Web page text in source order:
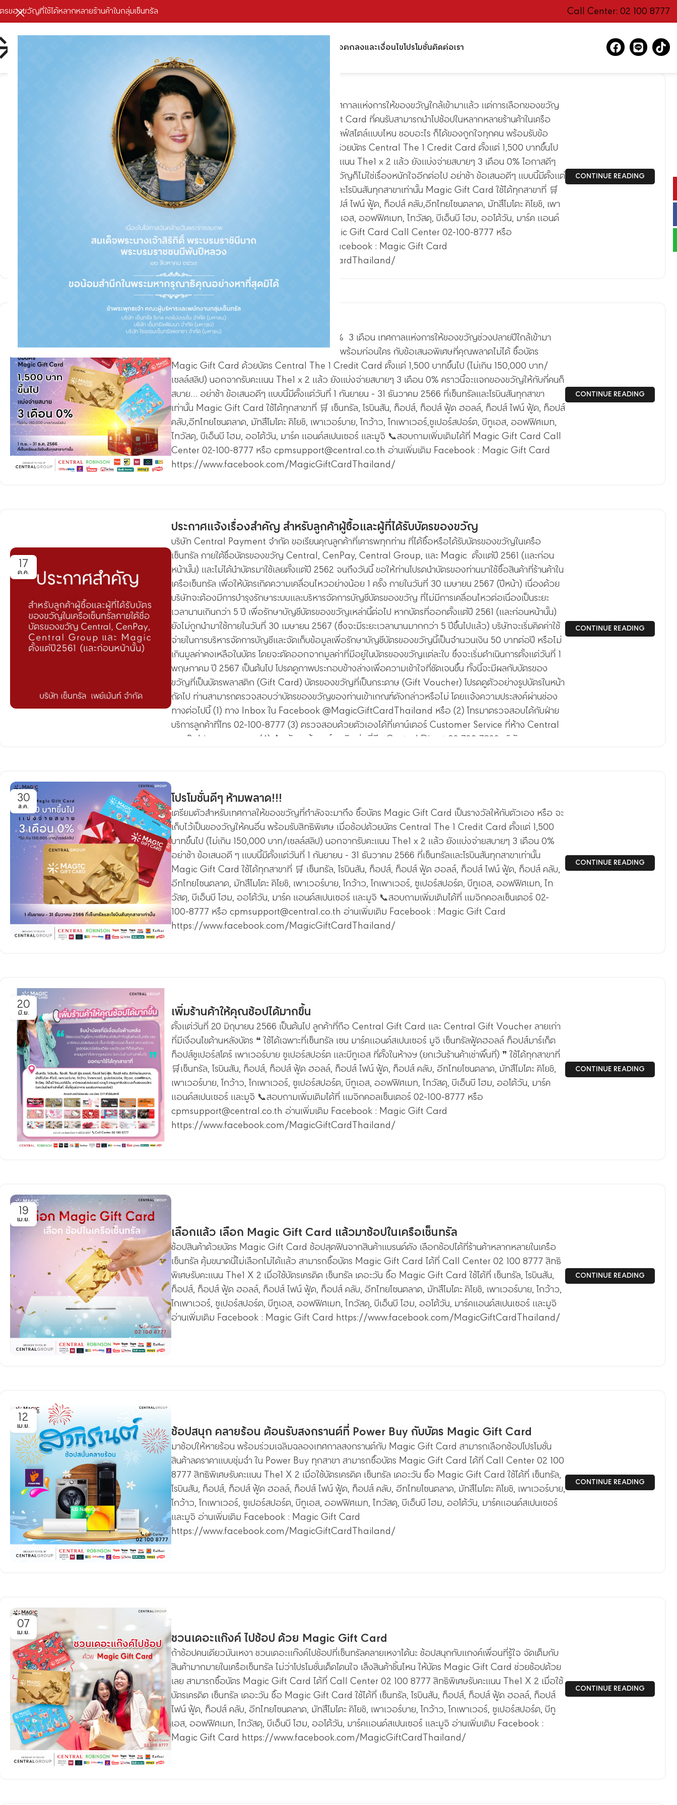
รของขวัญที่ใช้ได้หลากหลายร้านค้าในกลุ่มเซ็นทรัล Call Center: 02 100 8777
ข้อตกลงและเงื่อนไขโปรโมชั่นติดต่อเรา
ของขวัญปีใหม่ที่ดีที่สุด!!!
ของขวัญปีใหม่ที่ดีทีสุด…Magic Gift Card เทศกาลแห่งการให้ของขวัญใกล้เข้ามาแล้ว แต่การเลือกของขวัญ
ให้ถูกใจคนรับเป็นเรื่องยาก การมอบ Magic Gift Card ที่คนรับสามารถนำไปช้อปในหลากหลายร้านค้าในเครือ
เซ็นทรัลจึงเป็นคำตอบที่ดีที่สุด... ไม่ว่าคนรับจะมีไลฟ์สไตล์แบบไหน ชอบอะไร ก็ได้ของถูกใจทุกคน พร้อมรับข้อ
เสนอสุดพิเศษ เมื่อซื้อบัตร Magic Gift Card ด้วยบัตร Central The 1 Credit Card ตั้งแต่ 1,500 บาทขึ้นไป
(ไม่เกิน 150,000 บาท/เซลล์สลิป) นอกจากรับคะแนน The1 x 2 แล้ว ยังแบ่งจ่ายสบายๆ 3 เดือน 0% โอกาสดีๆ
แบบนี้ ไม่ได้มีบ่อยๆ ไม่ว่าจะมีกี่คนที่ต้องให้ของขวัญก็ไม่ใช่เรื่องหนักใจอีกต่อไป อย่าช้า ข้อเสนอดีๆ แบบนี้มีตั้งแต่
วันที่ 1 กันยายน - 31 ธันวาคม 2566 ที่เซ็นทรัลและโรบินสันทุกสาขาเท่านั้น Magic Gift Card ใช้ได้ทุกสาขาที่ 🛒
เซ็นทรัล, โรบินสัน, ท็อปส์, ท็อปส์ ฟู้ด ฮอลล์, ท็อปส์ ไฟน์ ฟู้ด, ท็อปส์ คลับ,อีทไทยโซนตลาด, มัทสึโมโตะ คิโยชิ, เพา
เวอร์บาย, โกว้าว, โกเพาเวอร์,ซูเปอร์สปอร์ต, บีทูเอส, ออฟฟิศเมท, ไทวัสดุ, บีเอ็นบี โฮม, ออโต้วัน, มาร์ค แอนด์
สเปนเซอร์ และมูจิ 📞สอบถามเพิ่มเติมได้ที่ Magic Gift Card Call Center 02-100-8777 หรือ
cpmsupport@central.co.th อ่านเพิ่มเติม Facebook : Magic Gift Card
https://www.facebook.com/MagicGiftCardThailand/
CONTINUE READING
โปรโมชั่นดีๆ ห้ามพลาด!!!
ห้ามพลาด!!! บัตรของขวัญซื้อง่าย จ่ายสบาย 0% 3 เดือน เทศกาลแห่งการให้ของขวัญช่วงปลายปีใกล้เข้ามา
แล้ว Magic Gift Card ช่วยคุณให้เตรียมความพร้อมก่อนใคร กับข้อเสนอพิเศษที่คุณพลาดไม่ได้ ซื้อบัตร
Magic Gift Card ด้วยบัตร Central The 1 Credit Card ตั้งแต่ 1,500 บาทขึ้นไป (ไม่เกิน 150,000 บาท/
เซลล์สลิป) นอกจากรับคะแนน The1 x 2 แล้ว ยังแบ่งจ่ายสบายๆ 3 เดือน 0% คราวนี้จะแจกของขวัญให้กับกี่คนก็
สบาย… อย่าช้า ข้อเสนอดีๆ แบบนี้มีตั้งแต่วันที่ 1 กันยายน - 31 ธันวาคม 2566 ที่เซ็นทรัลและโรบินสันทุกสาขา
เท่านั้น Magic Gift Card ใช้ได้ทุกสาขาที่ 🛒 เซ็นทรัล, โรบินสัน, ท็อปส์, ท็อปส์ ฟู้ด ฮอลล์, ท็อปส์ ไฟน์ ฟู้ด, ท็อปส์
คลับ,อีทไทยโซนตลาด, มัทสึโมโตะ คิโยชิ, เพาเวอร์บาย, โกว้าว, โกเพาเวอร์,ซูเปอร์สปอร์ต, บีทูเอส, ออฟฟิศเมท,
ไทวัสดุ, บีเอ็นบี โฮม, ออโต้วัน, มาร์ค แอนด์สเปนเซอร์ และมูจิ 📞สอบถามเพิ่มเติมได้ที่ Magic Gift Card Call
Center 02-100-8777 หรือ cpmsupport@central.co.th อ่านเพิ่มเติม Facebook : Magic Gift Card
https://www.facebook.com/MagicGiftCardThailand/
CONTINUE READING
17
ต.ค.
ประกาศแจ้งเรื่องสำคัญ สำหรับลูกค้าผู้ซื้อและผู้ที่ได้รับบัตรของขวัญ
บริษัท Central Payment จำกัด ขอเรียนคุณลูกค้าที่เคารพทุกท่าน ที่ได้ซื้อหรือได้รับบัตรของขวัญในเครือ
เซ็นทรัล ภายใต้ชื่อบัตรของขวัญ Central, CenPay, Central Group, และ Magic ตั้งแต่ปี 2561 (และก่อน
หน้านั้น) และไม่ได้นำบัตรมาใช้เลยตั้งแต่ปี 2562 จนถึงวันนี้ ขอให้ท่านโปรดนำบัตรของท่านมาใช้ซื้อสินค้าที่ร้านค้าใน
เครือเซ็นทรัล เพื่อให้บัตรเกิดความเคลื่อนไหวอย่างน้อย 1 ครั้ง ภายในวันที่ 30 เมษายน 2567 (ปีหน้า) เนื่องด้วย
บริษัทจะต้องมีการบำรุงรักษาระบบและบริหารจัดการบัญชีบัตรของขวัญ ที่ไม่มีการเคลื่อนไหวต่อเนื่องเป็นระยะ
เวลานานเกินกว่า 5 ปี เพื่อรักษาบัญชีบัตรของขวัญเหล่านี้ต่อไป หากบัตรที่ออกตั้งแต่ปี 2561 (และก่อนหน้านั้น)
ยังไม่ถูกนำมาใช้ภายในวันที่ 30 เมษายน 2567 (ซึ่งจะมีระยะเวลานานมากกว่า 5 ปีขึ้นไปแล้ว) บริษัทจะเริ่มคิดค่าใช้
จ่ายในการบริหารจัดการบัญชีและจัดเก็บข้อมูลเพื่อรักษาบัญชีบัตรของขวัญนี้เป็นจำนวนเงิน 50 บาทต่อปี หรือไม่
เกินมูลค่าคงเหลือในบัตร โดยจะตัดออกจากมูลค่าที่มีอยู่ในบัตรของขวัญแต่ละใบ ซึ่งจะเริ่มดำเนินการตั้งแต่วันที่ 1
พฤษภาคม ปี 2567 เป็นต้นไป โปรดดูภาพประกอบข้างล่างเพื่อความเข้าใจที่ชัดเจนขึ้น ทั้งนี้จะมีผลกับบัตรของ
ขวัญที่เป็นบัตรพลาสติก (Gift Card) บัตรของขวัญที่เป็นกระดาษ (Gift Voucher) โปรดดูตัวอย่างรูปบัตรในหน้า
ถัดไป ท่านสามารถตรวจสอบว่าบัตรของขวัญของท่านเข้าเกณฑ์ดังกล่าวหรือไม่ โดยแจ้งความประสงค์ผ่านช่อง
ทางต่อไปนี้ (1) ทาง Inbox ใน Facebook @MagicGiftCardThailand หรือ (2) โทรมาตรวจสอบได้กับฝ่าย
บริการลูกค้าที่โทร 02-100-8777 (3) ตรวจสอบด้วยตัวเองได้ที่เคาน์เตอร์ Customer Service ที่ห้าง Central
และ Robinson ทุกสาขา (4) สำหรับลูกค้าองค์กร ติดต่อที่ทีม Central Direct 02-793-7892 บริษัทขอ
CONTINUE READING
30
ส.ค. โปรโมชั่นดีๆ ห้ามพลาด!!!
เตรียมตัวสำหรับเทศกาลให้ของขวัญที่กำลังจะมาถึง ซื้อบัตร Magic Gift Card เป็นรางวัลให้กับตัวเอง หรือ จะ
เก็บไว้เป็นของวัญให้คนอื่น พร้อมรับสิทธิพิเศษ เมื่อช้อปด้วยบัตร Central The 1 Credit Card ตั้งแต่ 1,500
บาทขึ้นไป (ไม่เกิน 150,000 บาท/เซลล์สลิป) นอกจากรับคะแนน The1 x 2 แล้ว ยังแบ่งจ่ายสบายๆ 3 เดือน 0%
อย่าช้า ข้อเสนอดี ๆ แบบนี้มีตั้งแต่วันที่ 1 กันยายน - 31 ธันวาคม 2566 ที่เซ็นทรัลและโรบินสันทุกสาขาเท่านั้น
Magic Gift Card ใช้ได้ทุกสาขาที่ 🛒 เซ็นทรัล, โรบินสัน, ท็อปส์, ท็อปส์ ฟู้ด ฮอลล์, ท็อปส์ ไฟน์ ฟู้ด, ท็อปส์ คลับ,
อีทไทยโซนตลาด, มัทสึโมโตะ คิโยชิ, เพาเวอร์บาย, โกว้าว, โกเพาเวอร์, ซูเปอร์สปอร์ต, บีทูเอส, ออฟฟิศเมท, ไท
วัสดุ, บีเอ็นบี โฮม, ออโต้วัน, มาร์ค แอนด์สเปนเซอร์ และมูจิ 📞สอบถามเพิ่มเติมได้ที่ แมจิกคอลเซ็นเตอร์ 02-
100-8777 หรือ cpmsupport@central.co.th อ่านเพิ่มเติม Facebook : Magic Gift Card
https://www.facebook.com/MagicGiftCardThailand/
CONTINUE READING
20
มิ.ย. เพิ่มร้านค้าให้คุณช้อปได้มากขึ้น
ตั้งแต่วันที่ 20 มิถุนายน 2566 เป็นต้นไป ลูกค้าที่ถือ Central Gift Card และ Central Gift Voucher ลายเก่า
ที่มีเงื่อนไขด้านหลังบัตร ❝ ใช้ได้เฉพาะที่เซ็นทรัล เซน มาร์คแอนด์สเปนเซอร์ มูจิ เซ็นทรัลฟู้ดฮอลล์ ท็อปส์มาร์เก็ต
ท็อปส์ชูเปอร์สโตร์ เพาเวอร์บาย ซูเปอร์สปอร์ต และบีทูเอส ที่ตั้งในห้างฯ (ยกเว้นร้านค้าเช่าพื้นที่) ❞ ใช้ได้ทุกสาขาที่
🛒เซ็นทรัล, โรบินสัน, ท็อปส์, ท็อปส์ ฟู้ด ฮอลล์, ท็อปส์ ไฟน์ ฟู้ด, ท็อปส์ คลับ, อีทไทยโซนตลาด, มัทสึโมโตะ คิโยชิ,
เพาเวอร์บาย, โกว้าว, โกเพาเวอร์, ซูเปอร์สปอร์ต, บีทูเอส, ออฟฟิศเมท, ไทวัสดุ, บีเอ็นบี โฮม, ออโต้วัน, มาร์ค
แอนด์สเปนเซอร์ และมูจิ 📞สอบถามเพิ่มเติมได้ที่ แมจิกคอลเซ็นเตอร์ 02-100-8777 หรือ
cpmsupport@central.co.th อ่านเพิ่มเติม Facebook : Magic Gift Card
https://www.facebook.com/MagicGiftCardThailand/
CONTINUE READING
19
เม.ย.
เลือกแล้ว เลือก Magic Gift Card แล้วมาช้อปในเครือเซ็นทรัล
ช้อปสินค้าด้วยบัตร Magic Gift Card ช้อปสุดฟินจากสินค้าแบรนด์ดัง เลือกช้อปได้ที่ร้านค้าหลากหลายในเครือ
เซ็นทรัล คุ้มขนาดนี้ไม่เลือกไม่ได้แล้ว สามารถซื้อบัตร Magic Gift Card ได้ที่ Call Center 02 100 8777 สิทธิ
พิเศษรับคะแนน The1 X 2 เมื่อใช้บัตรเครดิต เซ็นทรัล เดอะวัน ซื้อ Magic Gift Card ใช้ได้ที่ เซ็นทรัล, โรบินสัน,
ท็อปส์, ท็อปส์ ฟู้ด ฮอลล์, ท็อปส์ ไฟน์ ฟู้ด, ท็อปส์ คลับ, อีทไทยโซนตลาด, มัทสึโมโตะ คิโยชิ, เพาเวอร์บาย, โกว้าว,
โกเพาเวอร์, ซูเปอร์สปอร์ต, บีทูเอส, ออฟฟิศเมท, ไทวัสดุ, บีเอ็นบี โฮม, ออโต้วัน, มาร์คแอนด์สเปนเซอร์ และมูจิ
อ่านเพิ่มเติม Facebook : Magic Gift Card https://www.facebook.com/MagicGiftCardThailand/
CONTINUE READING
12
เม.ย. ช้อปสนุก คลายร้อน ต้อนรับสงกรานต์ที่ Power Buy กับบัตร Magic Gift Card
มาช้อปให้หายร้อน พร้อมร่วมเฉลิมฉลองเทศกาลสงกรานต์กับ Magic Gift Card สามารถเลือกช้อปโปรโมชั่น
สินค้าลดราคาแบบชุ่มฉ่ำ ใน Power Buy ทุกสาขา สามารถซื้อบัตร Magic Gift Card ได้ที่ Call Center 02 100
8777 สิทธิพิเศษรับคะแนน The1 X 2 เมื่อใช้บัตรเครดิต เซ็นทรัล เดอะวัน ซื้อ Magic Gift Card ใช้ได้ที่ เซ็นทรัล,
โรบินสัน, ท็อปส์, ท็อปส์ ฟู้ด ฮอลล์, ท็อปส์ ไฟน์ ฟู้ด, ท็อปส์ คลับ, อีทไทยโซนตลาด, มัทสึโมโตะ คิโยชิ, เพาเวอร์บาย,
โกว้าว, โกเพาเวอร์, ซูเปอร์สปอร์ต, บีทูเอส, ออฟฟิศเมท, ไทวัสดุ, บีเอ็นบี โฮม, ออโต้วัน, มาร์คแอนด์สเปนเซอร์
และมูจิ อ่านเพิ่มเติม Facebook : Magic Gift Card
https://www.facebook.com/MagicGiftCardThailand/
CONTINUE READING
07
เม.ย. ชวนเดอะแก๊งค์ ไปช้อป ด้วย Magic Gift Card
ถ้าช้อปคนเดียวมันเหงา ชวนเดอะแก๊งค์ไปช้อปที่เซ็นทรัลคลายเหงาได้นะ ช้อปสนุกกับแกงค์เพื่อนที่รู้ใจ จัดเต็มกับ
สินค้ามากมายในเครือเซ็นทรัล ไม่ว่าโปรโมชั่นเด็ดโดนใจ เล็งสินค้าชิ้นไหน ให้บัตร Magic Gift Card ช่วยช้อปด้วย
เลย สามารถซื้อบัตร Magic Gift Card ได้ที่ Call Center 02 100 8777 สิทธิพิเศษรับคะแนน The1 X 2 เมื่อใช้
บัตรเครดิต เซ็นทรัล เดอะวัน ซื้อ Magic Gift Card ใช้ได้ที่ เซ็นทรัล, โรบินสัน, ท็อปส์, ท็อปส์ ฟู้ด ฮอลล์, ท็อปส์
ไฟน์ ฟู้ด, ท็อปส์ คลับ, อีทไทยโซนตลาด, มัทสึโมโตะ คิโยชิ, เพาเวอร์บาย, โกว้าว, โกเพาเวอร์, ซูเปอร์สปอร์ต, บีทู
เอส, ออฟฟิศเมท, ไทวัสดุ, บีเอ็นบี โฮม, ออโต้วัน, มาร์คแอนด์สเปนเซอร์ และมูจิ อ่านเพิ่มเติม Facebook :
Magic Gift Card https://www.facebook.com/MagicGiftCardThailand/
CONTINUE READING